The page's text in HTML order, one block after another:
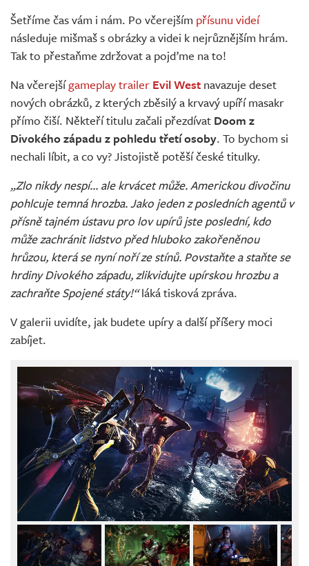
Živě
Šetříme čas vám i nám. Po včerejším přísunu videí
následuje mišmaš s obrázky a videi k nejrůznějším hrám.
Tak to přestaňme zdržovat a pojďme na to!
Na včerejšígameplay trailer Evil West navazuje deset
nových obrázků, z kterých zběsilý a krvavý upíří masakr
přímo čiší. Někteří titulu začali přezdívat Doom z
Divokého západu z pohledu třetí osoby. To bychom si
nechali líbit, a co vy? Jistojistě potěší české titulky.
„Zlo nikdy nespí... ale krvácet může. Americkou divočinu
pohlcuje temná hrozba. Jako jeden z posledních agentů v
přísně tajném ústavu pro lov upírů jste poslední, kdo
může zachránit lidstvo před hluboko zakořeněnou
hrůzou, která se nyní noří ze stínů. Povstaňte a staňte se
hrdiny Divokého západu, zlikvidujte upírskou hrozbu a
zachraňte Spojené státy!“láká tisková zpráva.
V galerii uvidíte, jak budete upíry a další příšery moci
zabíjet.